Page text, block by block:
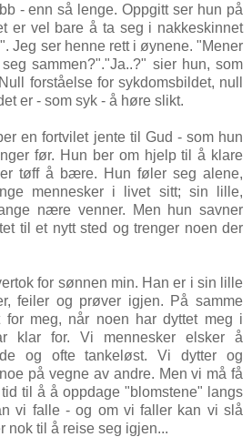
- enn så lenge. Oppgitt ser hun på
er vel bare å ta seg i nakkeskinnet
Jeg ser henne rett i øynene. "Mener
sammen?"."Ja..?" sier hun, som
forståelse for sykdomsbildet, null
er - som syk - å høre slikt.
en fortvilet jente til Gud - som hun
før. Hun ber om hjelp til å klare
tøff å bære. Hun føler seg alene,
mennesker i livet sitt; sin lille,
nære venner. Men hun savner
til et nytt sted og trenger noen der
for sønnen min. Han er i sin lille
feiler og prøver igjen. På samme
for meg, når noen har dyttet meg i
klar for. Vi mennesker elsker å
og ofte tankeløst. Vi dytter og
på vegne av andre. Men vi må få
til å å oppdage "blomstene" langs
vi falle - og om vi faller kan vi slå
nok til å reise seg igjen...